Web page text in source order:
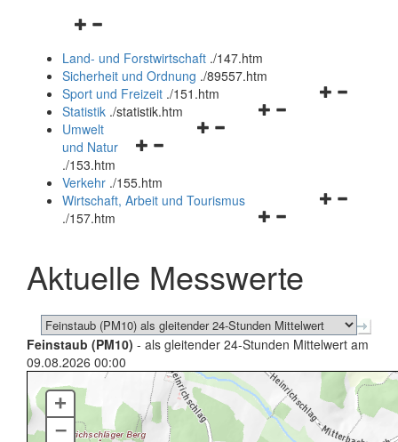
Navigationsmenü
und
schließen
Land- und Forstwirtschaft ./147.htm
Sicherheit und Ordnung ./89557.htm
Navigationsmenü
Sport und Freizeit ./151.htm
Navigationsmenü
Statistik ./statistik.htm
Navigationsmenü
und
schließen
Umwelt
und Natur
./153.htm
Verkehr ./155.htm
Navigationsmenü
schließen
Wirtschaft, Arbeit und Tourismus
./157.htm
Aktuelle Messwerte
Feinstaub (PM10) - als gleitender 24-Stunden Mittelwert am
09.08.2026 00:00
+
–